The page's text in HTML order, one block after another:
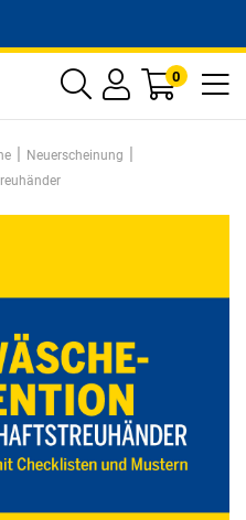
0
| Neuerscheinung |